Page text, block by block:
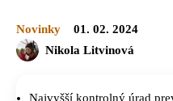
Novinky
01. 02. 2024
Nikola Litvinová
Najvyšší kontrolný úrad